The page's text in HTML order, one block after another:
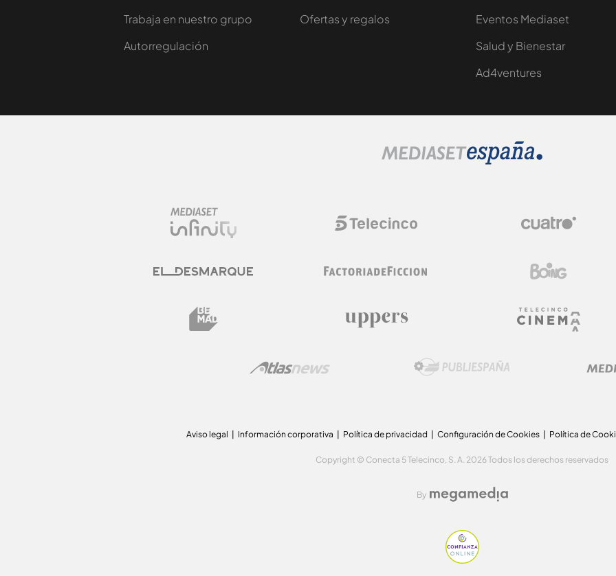
Trabaja en nuestro grupo
Autorregulación
Ofertas y regalos
Eventos Mediaset
Salud y Bienestar
Ad4ventures
Aviso legal Información corporativa Política de privacidad Configuración de Cookies Política de
Copyright © Conecta 5 Telecinco, S. A. 2026 Todos los derechos reservados
By